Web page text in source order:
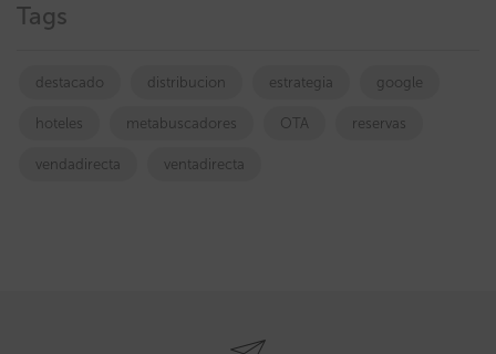
Tags
destacado distribucion estrategia google
hoteles metabuscadores OTA reservas
vendadirecta ventadirecta